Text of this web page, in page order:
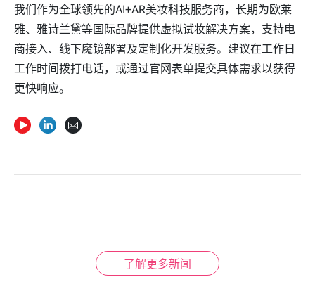
我们作为全球领先的AI+AR美妆科技服务商，长期为欧莱
雅、雅诗兰黛等国际品牌提供虚拟试妆解决方案，支持电
商接入、线下魔镜部署及定制化开发服务。建议在工作日
工作时间拨打电话，或通过官网表单提交具体需求以获得
更快响应。
了解更多新闻